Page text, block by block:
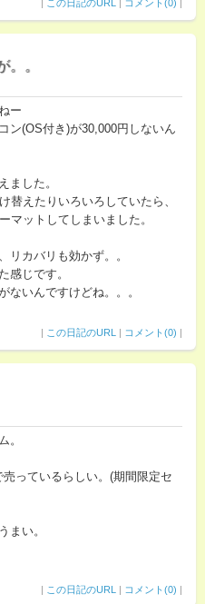
| この日記のURL | コメント(0) |
。。
ー
ン(OS付き)が30,000円しないん
ました。
替えたりいろいろしていたら、
マットしてしまいました。
リカバリも効かず。。
感じです。
ないんですけどね。。。
| この日記のURL | コメント(0) |
。
っているらしい。(期間限定セ
まい。
| この日記のURL | コメント(0) |